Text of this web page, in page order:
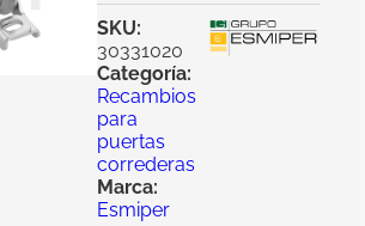
SKU:
30331020
Categoría:
Recambios
para
puertas
correderas
Marca:
Esmiper